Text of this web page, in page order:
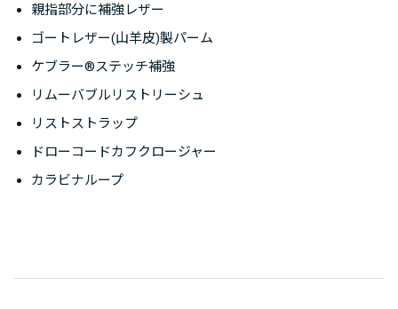
親指部分に補強レザー
ゴートレザー(山羊皮)製パーム
ケブラー®ステッチ補強
リムーバブルリストリーシュ
リストストラップ
ドローコードカフクロージャー
カラビナループ